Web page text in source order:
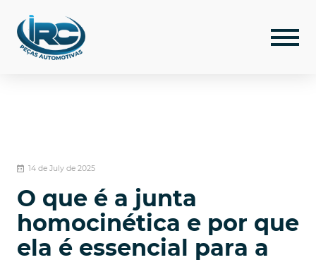
14 de July de 2025
O que é a junta
homocinética e por que
ela é essencial para a